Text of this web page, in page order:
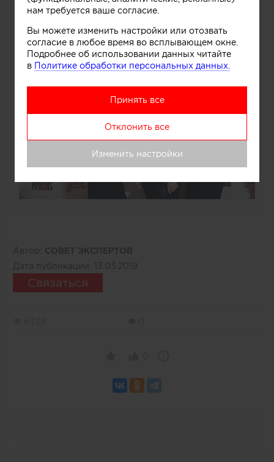
Автор: СОВЕТ ЭКСПЕРТОВ
Дата публикации:
13.03.2019
Связаться
нам требуется ваше согласие.
Вы можете изменить настройки или отозвать
согласие в любое время во всплывающем окне.
Подробнее об использовании данных читайте
в Политике обработки персональных данных.
Принять все
Отклонить все
Изменить настройки